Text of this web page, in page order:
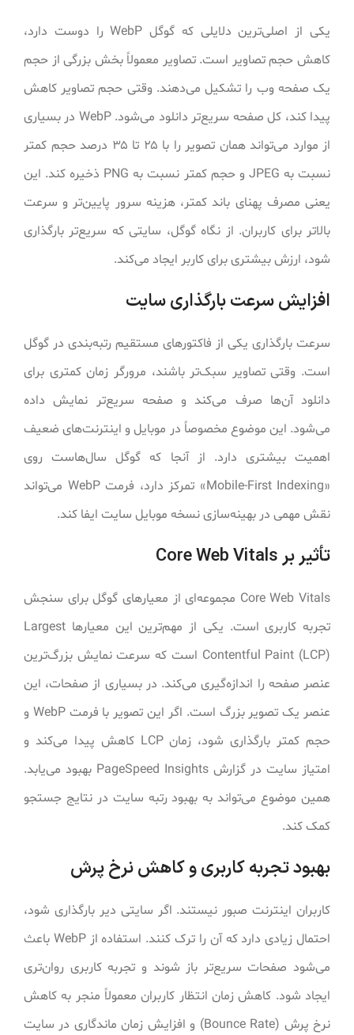
یکی از اصلی‌ترین دلایلی که گوگل WebP را دوست دارد،
کاهش حجم تصاویر است. تصاویر معمولاً بخش بزرگی از حجم
یک صفحه وب را تشکیل می‌دهند. وقتی حجم تصاویر کاهش
پیدا کند، کل صفحه سریع‌تر دانلود می‌شود. WebP در بسیاری
از موارد می‌تواند همان تصویر را با ۲۵ تا ۳۵ درصد حجم کمتر
نسبت به JPEG و حجم کمتر نسبت به PNG ذخیره کند. این
یعنی مصرف پهنای باند کمتر، هزینه سرور پایین‌تر و سرعت
بالاتر برای کاربران. از نگاه گوگل، سایتی که سریع‌تر بارگذاری
شود، ارزش بیشتری برای کاربر ایجاد می‌کند.
افزایش سرعت بارگذاری سایت
سرعت بارگذاری یکی از فاکتورهای مستقیم رتبه‌بندی در گوگل
است. وقتی تصاویر سبک‌تر باشند، مرورگر زمان کمتری برای
دانلود آن‌ها صرف می‌کند و صفحه سریع‌تر نمایش داده
می‌شود. این موضوع مخصوصاً در موبایل و اینترنت‌های ضعیف
اهمیت بیشتری دارد. از آنجا که گوگل سال‌هاست روی
«Mobile-First Indexing» تمرکز دارد، فرمت WebP می‌تواند
نقش مهمی در بهینه‌سازی نسخه موبایل سایت ایفا کند.
تأثیر بر Core Web Vitals
Core Web Vitals مجموعه‌ای از معیارهای گوگل برای سنجش
تجربه کاربری است. یکی از مهم‌ترین این معیارها Largest
Contentful Paint (LCP) است که سرعت نمایش بزرگ‌ترین
عنصر صفحه را اندازه‌گیری می‌کند. در بسیاری از صفحات، این
عنصر یک تصویر بزرگ است. اگر این تصویر با فرمت WebP و
حجم کمتر بارگذاری شود، زمان LCP کاهش پیدا می‌کند و
امتیاز سایت در گزارش PageSpeed Insights بهبود می‌یابد.
همین موضوع می‌تواند به بهبود رتبه سایت در نتایج جستجو
کمک کند.
بهبود تجربه کاربری و کاهش نرخ پرش
کاربران اینترنت صبور نیستند. اگر سایتی دیر بارگذاری شود،
احتمال زیادی دارد که آن را ترک کنند. استفاده از WebP باعث
می‌شود صفحات سریع‌تر باز شوند و تجربه کاربری روان‌تری
ایجاد شود. کاهش زمان انتظار کاربران معمولاً منجر به کاهش
نرخ پرش (Bounce Rate) و افزایش زمان ماندگاری در سایت